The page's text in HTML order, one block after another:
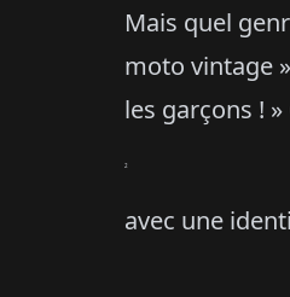
Mais quel
moto vintage
les garçons !
2
avec une